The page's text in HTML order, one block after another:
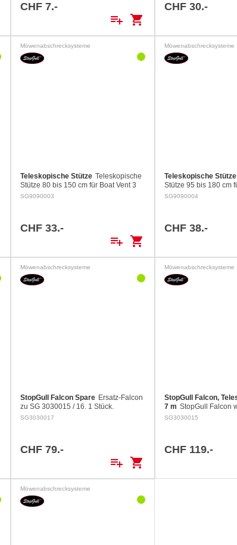
CHF 7.-
playlist_add shopping_cart
CHF 30.-
Möwenabschrecksysteme
Teleskopische Stütze Teleskopische
Stütze 80 bis 150 cm für Boat Vent 3
Lüfter.
SG9090003
CHF 33.-
playlist_add shopping_cart
Möwenabschrecksysteme
Teleskopische Stütze
Stütze 95 bis 180 cm
Lüfter.
SG9090004
CHF 38.-
Möwenabschrecksysteme
StopGull Falcon Spare Ersatz-Falcon
zu SG 3030015 / 16. 1 Stück.
SG3030017
CHF 79.-
playlist_add shopping_cart
Möwenabschrecksysteme
StopGull Falcon,
7 m StopGull Falcon
entwickelt, um Vögel
SG3030015
CHF 119.-
Möwenabschrecksysteme